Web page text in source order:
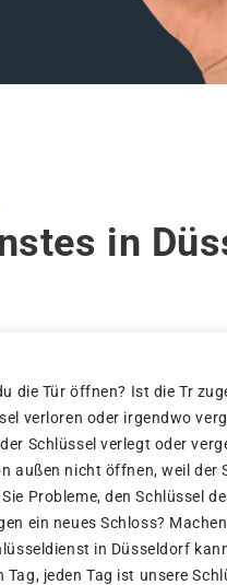
in
die Tür öffnen? Ist die Tr
verloren oder irgendwo
Schlüssel verlegt oder
außen nicht öffnen, weil der
Probleme, den Schlüssel
ein neues Schloss?
in Düsseldorf
Tag, jeden Tag ist unsere